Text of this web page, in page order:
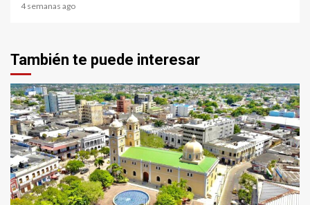
4 semanas ago
También te puede interesar
1 min read